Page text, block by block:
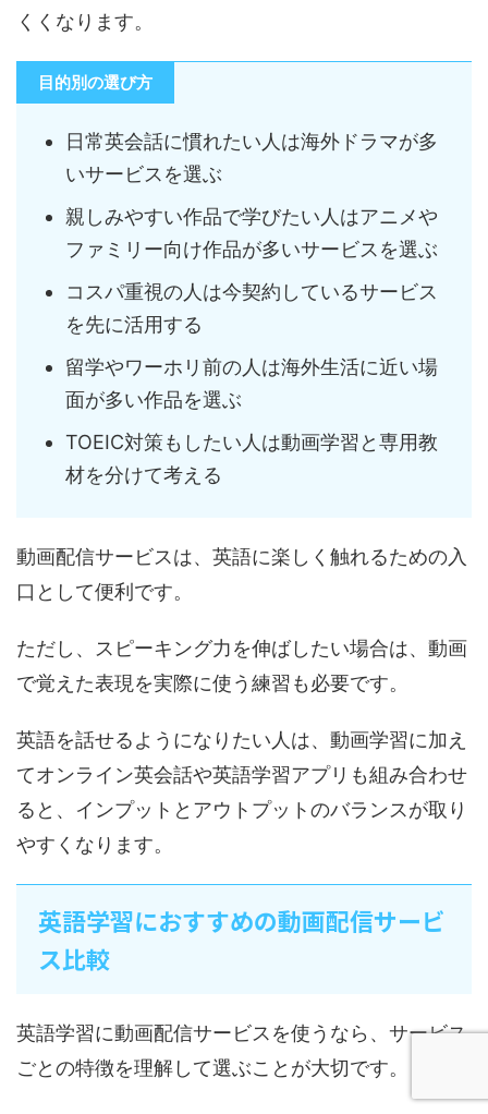
くくなります。
目的別の選び方
日常英会話に慣れたい人は海外ドラマが多
いサービスを選ぶ
親しみやすい作品で学びたい人はアニメや
ファミリー向け作品が多いサービスを選ぶ
コスパ重視の人は今契約しているサービス
を先に活用する
留学やワーホリ前の人は海外生活に近い場
面が多い作品を選ぶ
TOEIC対策もしたい人は動画学習と専用教
材を分けて考える
動画配信サービスは、英語に楽しく触れるための入
口として便利です。
ただし、スピーキング力を伸ばしたい場合は、動画
で覚えた表現を実際に使う練習も必要です。
英語を話せるようになりたい人は、動画学習に加え
てオンライン英会話や英語学習アプリも組み合わせ
ると、インプットとアウトプットのバランスが取り
やすくなります。
英語学習におすすめの動画配信サービ
ス比較
英語学習に動画配信サービスを使うなら、サービス
ごとの特徴を理解して選ぶことが大切です。